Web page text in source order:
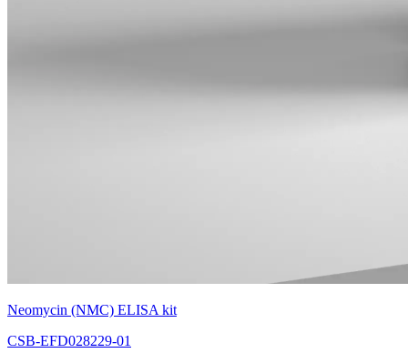
Neomycin (NMC) ELISA kit
CSB-EFD028229-01